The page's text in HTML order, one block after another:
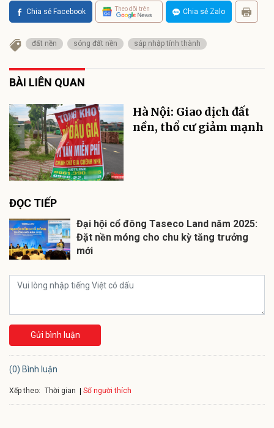
Chia sẻ Facebook Theo dõi trên Chia sẻ Zalo
đất nền sóng đất nền sáp nhập tỉnh thành
BÀI LIÊN QUAN
Hà Nội: Giao dịch đất
nền, thổ cư giảm mạnh
ĐỌC TIẾP
Đại hội cổ đông Taseco Land năm 2025:
Đặt nền móng cho chu kỳ tăng trưởng
mới
Gửi bình luận
(0) Bình luận
Xếp theo: Thời gian Số người thích